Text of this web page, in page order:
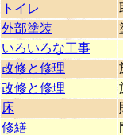
トイレ
外部塗装
いろいろな工事
改修と修理
改修と修理
床
修繕